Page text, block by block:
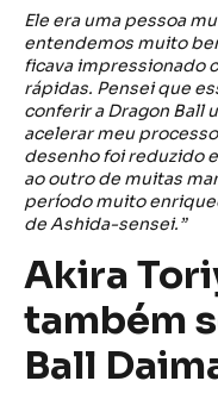
Ele era uma pessoa
entendemos muito
ficava impressionado
rápidas. Pensei que
conferir a Dragon Ball
acelerar meu
desenho foi reduzido
ao outro de muitas
período muito
de Ashida-sensei.”
Akira
também
Ball